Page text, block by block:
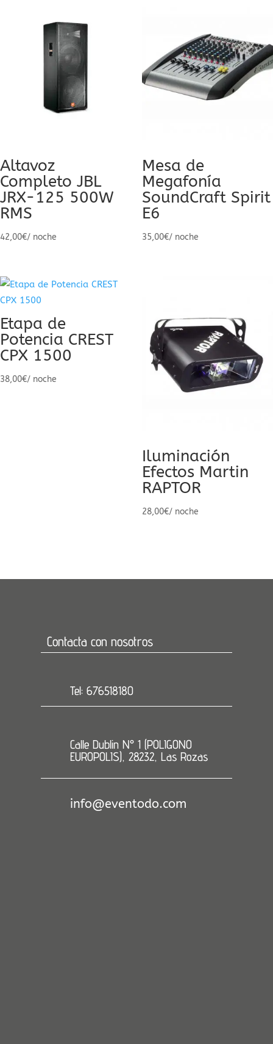
Altavoz
Completo JBL
JRX-125 500W
RMS
42,00€/ noche
Mesa de
Megafonía
SoundCraft Spirit
E6
35,00€/ noche
Etapa de
Potencia CREST
CPX 1500
38,00€/ noche
Iluminación
Efectos Martin
RAPTOR
28,00€/ noche
Contacta con nosotros
Tel: 676518180
Calle Dublin N° 1 (POLIGONO
EUROPOLIS), 28232, Las Rozas
info@eventodo.com